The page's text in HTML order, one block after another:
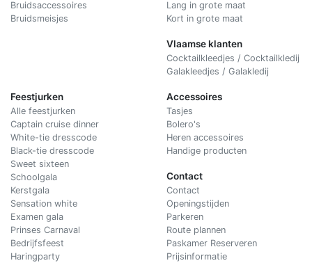
Bruidsaccessoires
Bruidsmeisjes
Lang in grote maat
Kort in grote maat
Vlaamse klanten
Cocktailkleedjes / Cocktailkledij
Galakleedjes / Galakledij
Feestjurken
Alle feestjurken
Captain cruise dinner
White-tie dresscode
Black-tie dresscode
Sweet sixteen
Schoolgala
Kerstgala
Sensation white
Examen gala
Prinses Carnaval
Bedrijfsfeest
Haringparty
Accessoires
Tasjes
Bolero's
Heren accessoires
Handige producten
Contact
Contact
Openingstijden
Parkeren
Route plannen
Paskamer Reserveren
Prijsinformatie